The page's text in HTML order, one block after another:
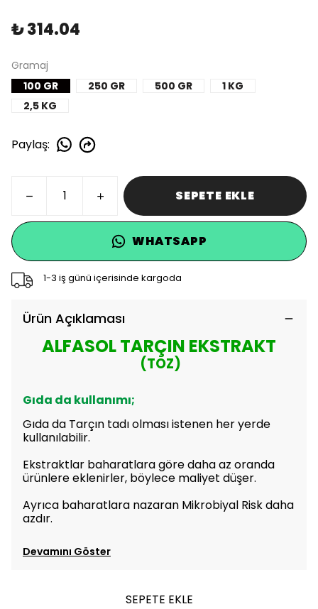
₺ 314.04
Gramaj
100 GR
250 GR 500 GR
1 KG
2,5 KG
Paylaş:
SEPETE EKLE
WHATSAPP
1-3 iş günü içerisinde kargoda
Ürün Açıklaması
ALFASOL TARÇIN EKSTRAKT
(TOZ)
Gıda da kullanımı;
Gıda da Tarçın tadı olması istenen her yerde
kullanılabilir.
Ekstraktlar baharatlara göre daha az oranda
ürünlere eklenirler, böylece maliyet düşer.
Ayrıca baharatlara nazaran Mikrobiyal Risk daha
azdır.
Devamını Göster
SEPETE EKLE